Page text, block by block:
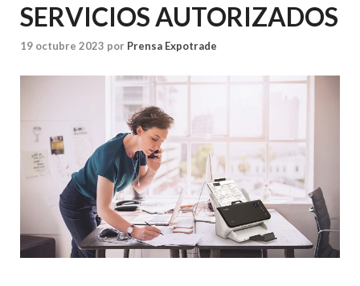
SERVICIOS AUTORIZADOS
19 octubre 2023 por Prensa Expotrade